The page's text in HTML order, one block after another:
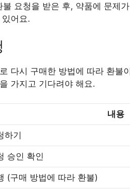
요청을 받은 후, 약품에 문제
어요.
다시 구매한 방법에 따라 환불
가지고 기다려야 해요.
내용
하기
승인 확인
(구매 방법에 따라 환불)